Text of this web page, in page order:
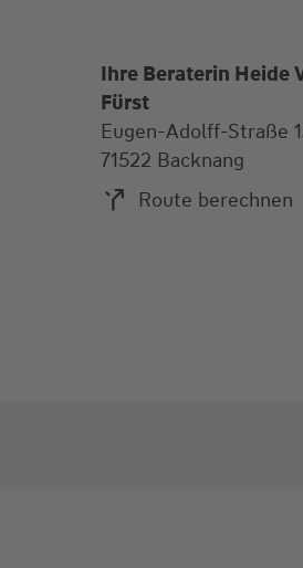
Ihre Beraterin Heide
Fürst
Eugen-Adolff-Straße
71522 Backnang
Route berechnen